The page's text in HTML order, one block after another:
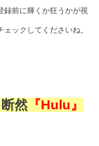
前に輝くか狂うかが視
ェックしてくださいね。
然 『Hulu』